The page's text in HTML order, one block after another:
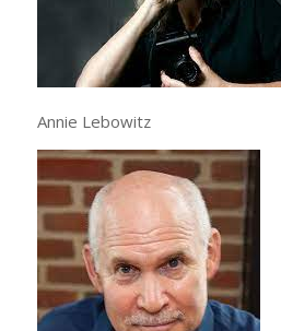
Annie Lebowitz